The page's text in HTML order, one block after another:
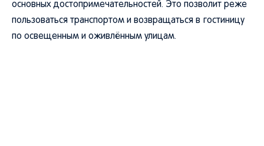
основных достопримечательностей. Это позволит реже
пользоваться транспортом и возвращаться в гостиницу
по освещенным и оживлённым улицам.